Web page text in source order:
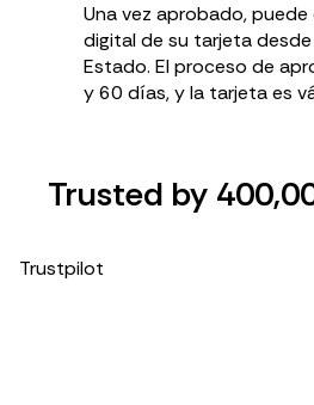
Una vez aprobado,
digital de su tarjeta
Estado. El proceso de
y 60 días, y la tarjeta es
Trusted by
Trustpilot